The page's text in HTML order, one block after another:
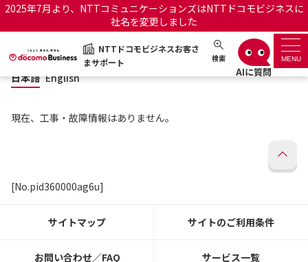
2025年7月より、NTTコミュニケーションズはNTTドコモビジネスに
社名を変更しました
NTTドコモビジネスお客さ
まサポート
検索 MENU
NTTドコモビジネスお客さまサポート 日本語 English
サポートトップ
サービス名から探す
日本語 English
現在、工事・故障情報はありません。
[No.pid360000ag6u]
サイトマップ サイトのご利用条件
お問い合わせ／FAQ サービス一覧